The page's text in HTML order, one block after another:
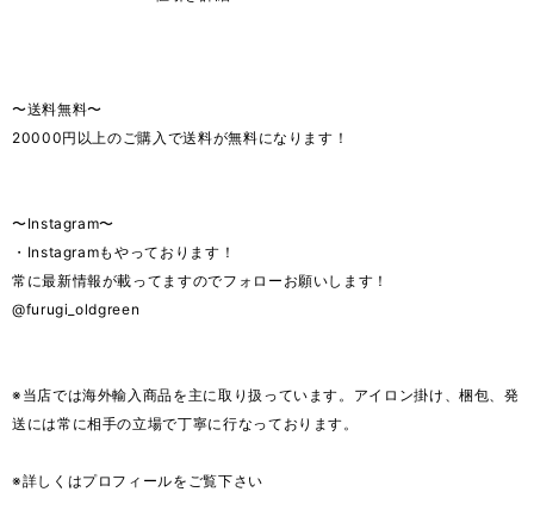
〜送料無料〜
20000円以上のご購入で送料が無料になります！
〜Instagram〜
・Instagramもやっております！
常に最新情報が載ってますのでフォローお願いします！
@furugi_oldgreen
※当店では海外輸入商品を主に取り扱っています。アイロン掛け、梱包、発
送には常に相手の立場で丁寧に行なっております。
※詳しくはプロフィールをご覧下さい